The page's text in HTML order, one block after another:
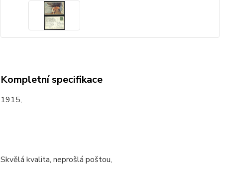
Kompletní specifikace
1915,
Skvělá kvalita, neprošlá poštou,